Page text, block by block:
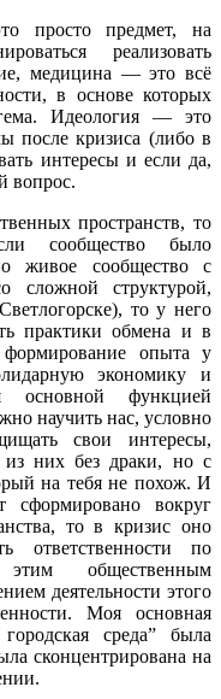
просто предмет, на
реализовать
медицина — это всё
в основе которых
Идеология — это
после кризиса (либо в
интересы и если да,
вопрос.
пространств, то
сообщество было
живое сообщество с
сложной структурой,
то у него
практики обмена и в
опыта у
экономику и
основной функцией
научить нас, условно
свои интересы,
из них без драки, но с
на тебя не похож. И
сформировано вокруг
то в кризис оно
ответственности по
общественным
деятельности этого
Моя основная
среда” была
сконцентрирована на